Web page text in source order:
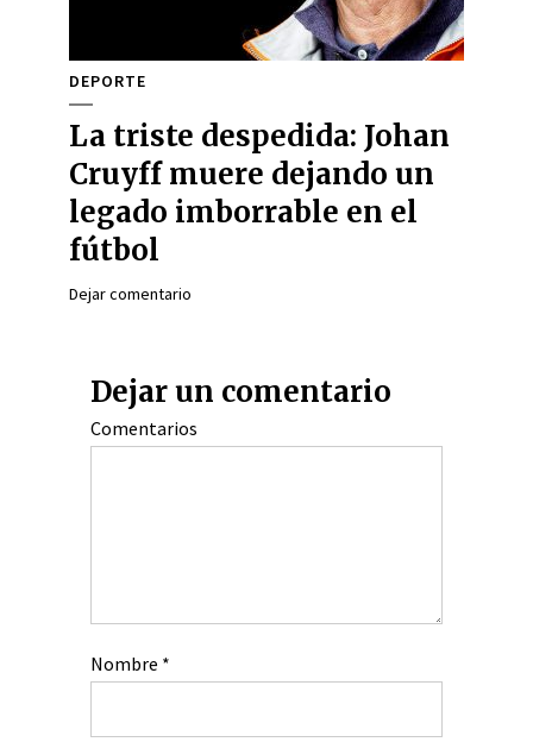
DEPORTE
La triste despedida: Johan
Cruyff muere dejando un
legado imborrable en el
fútbol
Dejar comentario
Dejar un comentario
Comentarios
Nombre *